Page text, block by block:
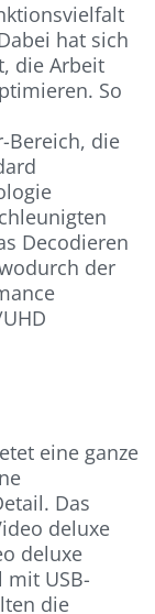
hat sich
die Arbeit
So
Bereich, die
Decodieren
der
eine ganze
Das
deluxe
deluxe
USB-
die